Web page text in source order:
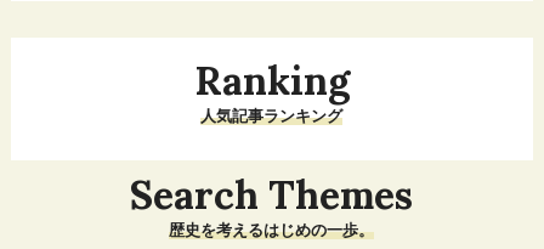
Ranking
人気記事ランキング
Search Themes
歴史を考えるはじめの一歩。